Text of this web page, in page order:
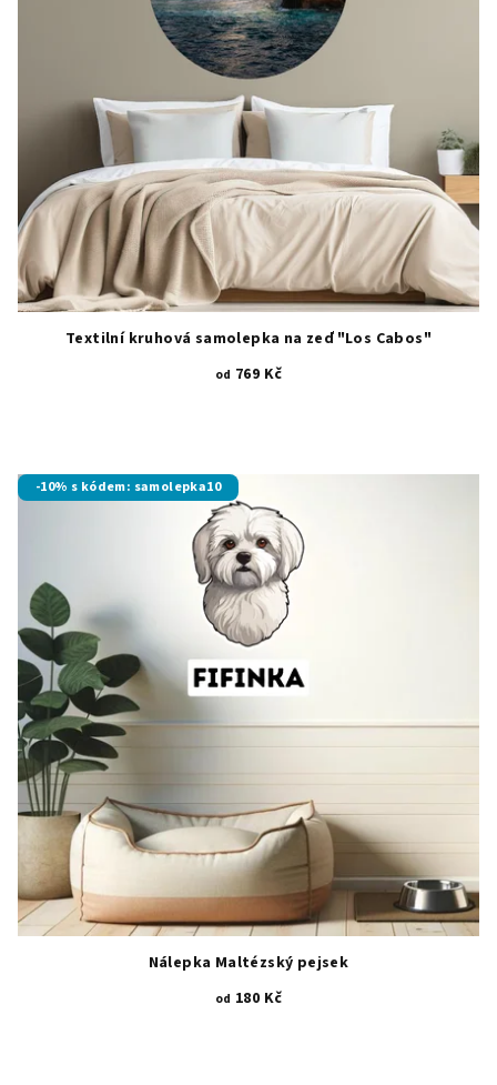
Textilní kruhová samolepka na zeď "Los Cabos"
od 769 Kč
-10% s kódem: samolepka10
Nálepka Maltézský pejsek
od 180 Kč